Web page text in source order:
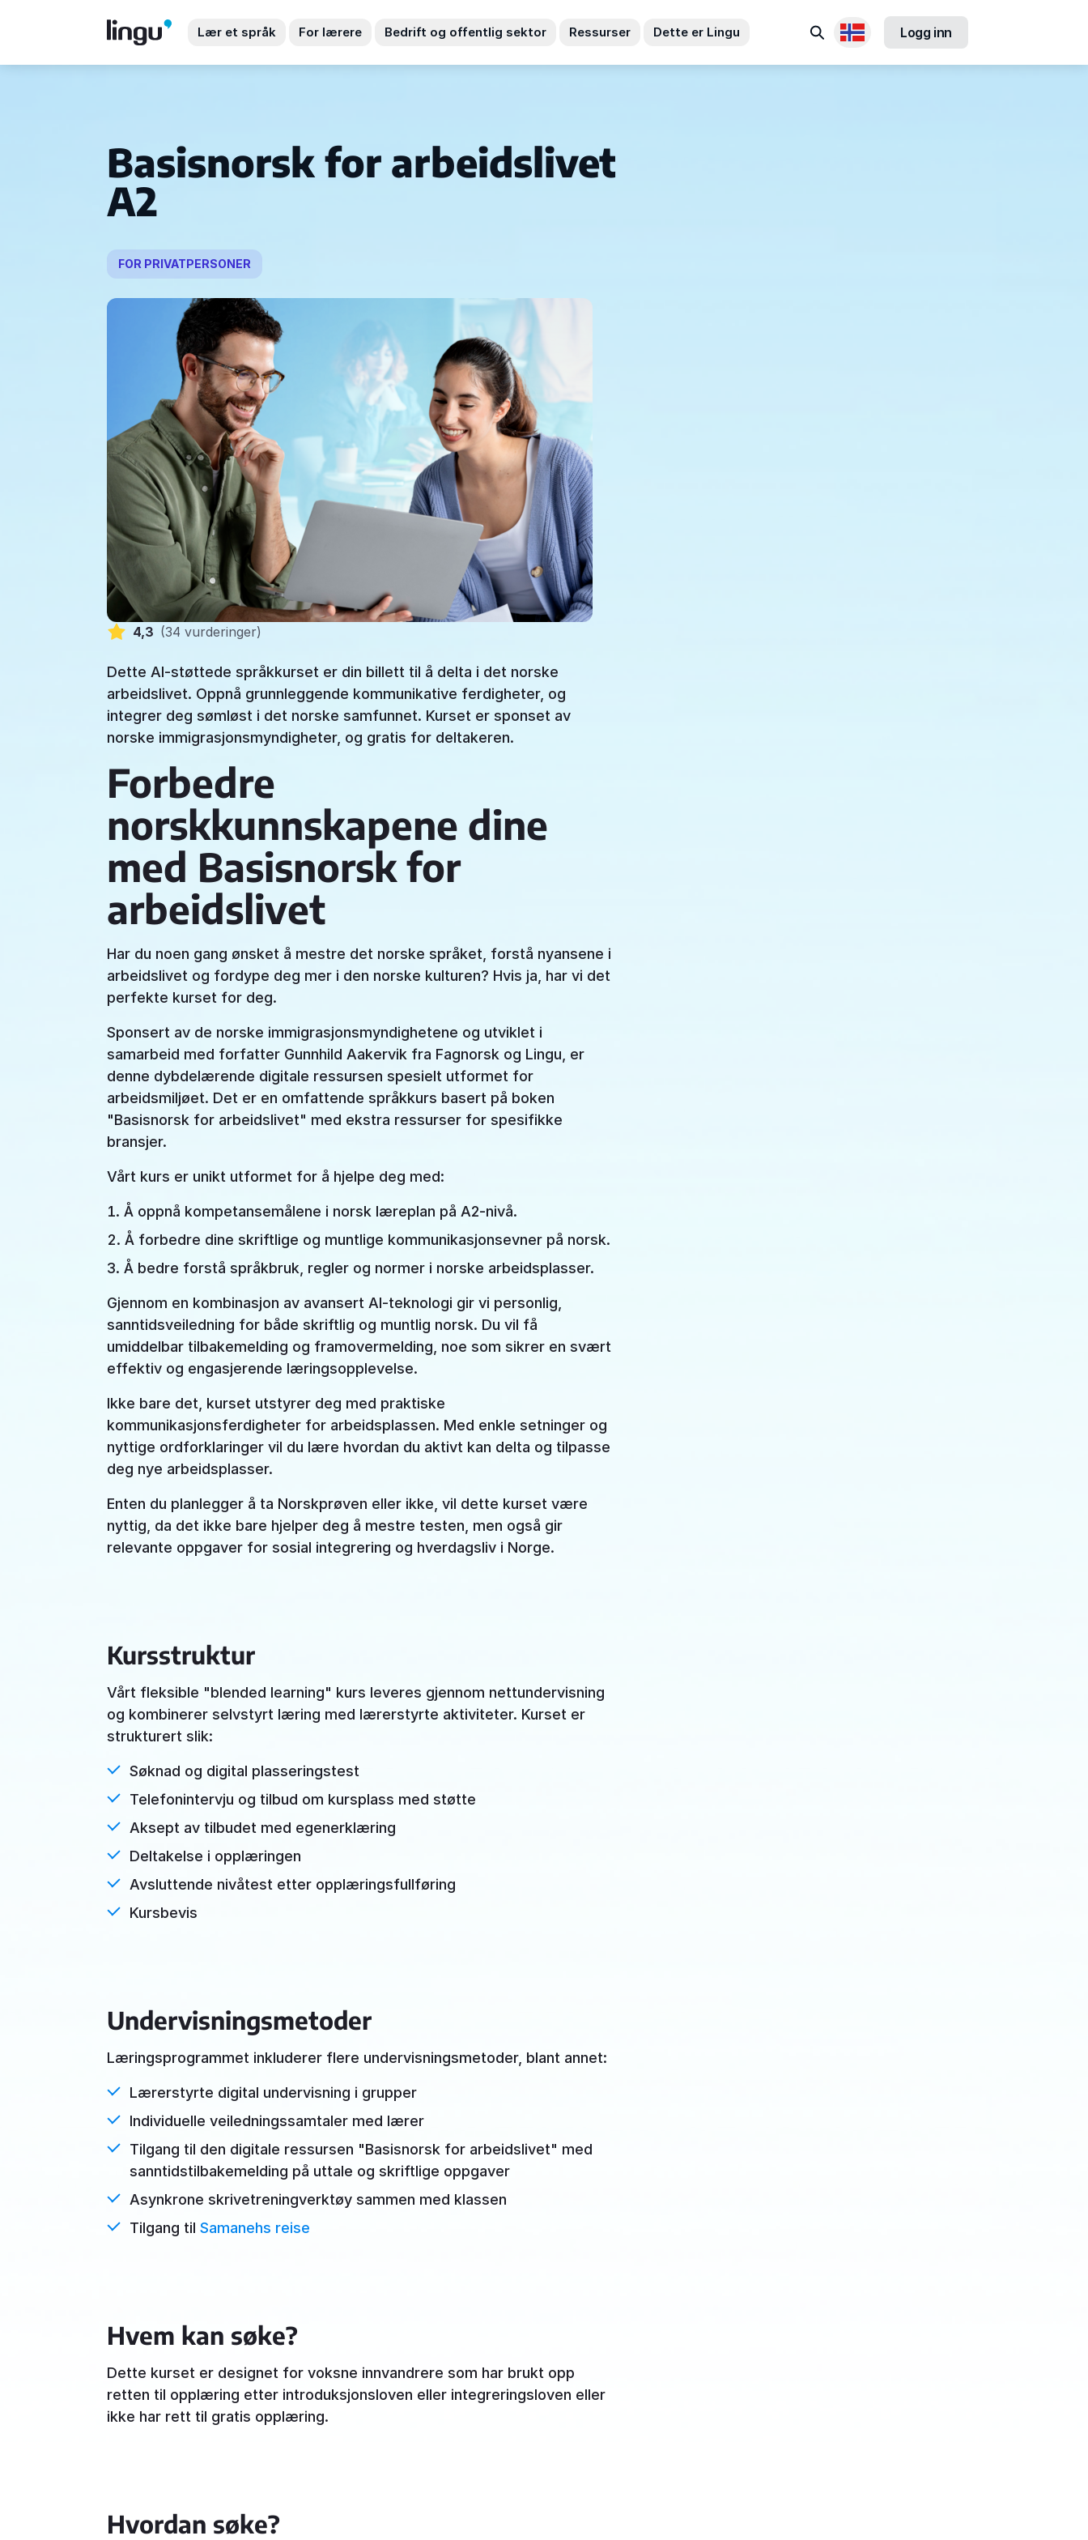
Lær et språk For lærere Bedrift og offentlig sektor Ressurser Dette er Lingu Søk
Tilgjengelige språk
Logg inn
Basisnorsk for arbeidslivet
A2
FOR PRIVATPERSONER
4,3 (34 vurderinger)
Dette AI-støttede språkkurset er din billett til å delta i det norske
arbeidslivet. Oppnå grunnleggende kommunikative ferdigheter, og
integrer deg sømløst i det norske samfunnet. Kurset er sponset av
norske immigrasjonsmyndigheter, og gratis for deltakeren.
Forbedre
norskkunnskapene dine
med Basisnorsk for
arbeidslivet
Har du noen gang ønsket å mestre det norske språket, forstå nyansene i
arbeidslivet og fordype deg mer i den norske kulturen? Hvis ja, har vi det
perfekte kurset for deg.
Sponsert av de norske immigrasjonsmyndighetene og utviklet i
samarbeid med forfatter Gunnhild Aakervik fra Fagnorsk og Lingu, er
denne dybdelærende digitale ressursen spesielt utformet for
arbeidsmiljøet. Det er en omfattende språkkurs basert på boken
"Basisnorsk for arbeidslivet" med ekstra ressurser for spesifikke
bransjer.
Vårt kurs er unikt utformet for å hjelpe deg med:
Å oppnå kompetansemålene i norsk læreplan på A2-nivå.
Å forbedre dine skriftlige og muntlige kommunikasjonsevner på norsk.
Å bedre forstå språkbruk, regler og normer i norske arbeidsplasser.
Gjennom en kombinasjon av avansert AI-teknologi gir vi personlig,
sanntidsveiledning for både skriftlig og muntlig norsk. Du vil få
umiddelbar tilbakemelding og framovermelding, noe som sikrer en svært
effektiv og engasjerende læringsopplevelse.
Ikke bare det, kurset utstyrer deg med praktiske
kommunikasjonsferdigheter for arbeidsplassen. Med enkle setninger og
nyttige ordforklaringer vil du lære hvordan du aktivt kan delta og tilpasse
deg nye arbeidsplasser.
Enten du planlegger å ta Norskprøven eller ikke, vil dette kurset være
nyttig, da det ikke bare hjelper deg å mestre testen, men også gir
relevante oppgaver for sosial integrering og hverdagsliv i Norge.
Kursstruktur
Vårt fleksible "blended learning" kurs leveres gjennom nettundervisning
og kombinerer selvstyrt læring med lærerstyrte aktiviteter. Kurset er
strukturert slik:
Søknad og digital plasseringstest
Telefonintervju og tilbud om kursplass med støtte
Aksept av tilbudet med egenerklæring
Deltakelse i opplæringen
Avsluttende nivåtest etter opplæringsfullføring
Kursbevis
Undervisningsmetoder
Læringsprogrammet inkluderer flere undervisningsmetoder, blant annet:
Lærerstyrte digital undervisning i grupper
Individuelle veiledningssamtaler med lærer
Tilgang til den digitale ressursen "Basisnorsk for arbeidslivet" med
sanntidstilbakemelding på uttale og skriftlige oppgaver
Asynkrone skrivetreningverktøy sammen med klassen
Tilgang til Samanehs reise
Hvem kan søke?
Dette kurset er designet for voksne innvandrere som har brukt opp
retten til opplæring etter introduksjonsloven eller integreringsloven eller
ikke har rett til gratis opplæring.
Hvordan søke?